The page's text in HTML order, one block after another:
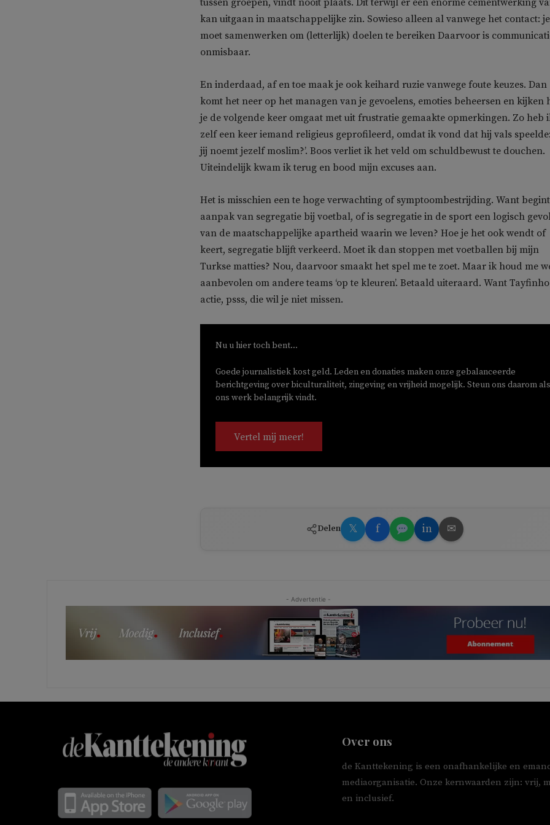
kan uitgaan in maatschappelijke zin. Sowieso alleen al vanwege het contact: je
moet samenwerken om (letterlijk) doelen te bereiken Daarvoor is
onmisbaar.
En inderdaad, af en toe maak je ook keihard ruzie vanwege foute keuzes. Dan
komt het neer op het managen van je gevoelens, emoties beheersen en kijken
je de volgende keer omgaat met uit frustratie gemaakte opmerkingen. Zo heb
zelf een keer iemand religieus geprofileerd, omdat ik vond dat hij vals speelde:
jij noemt jezelf moslim?’. Boos verliet ik het veld om schuldbewust te douchen.
Uiteindelijk kwam ik terug en bood mijn excuses aan.
Het is misschien een te hoge verwachting of symptoombestrijding. Want
aanpak van segregatie bij voetbal, of is segregatie in de sport een logisch
van de maatschappelijke apartheid waarin we leven? Hoe je het ook wendt of
keert, segregatie blijft verkeerd. Moet ik dan stoppen met voetballen bij mijn
Turkse matties? Nou, daarvoor smaakt het spel me te zoet. Maar ik houd me
aanbevolen om andere teams ‘op te kleuren’. Betaald uiteraard. Want
actie, psss, die wil je niet missen.
Nu u hier toch bent...
Goede journalistiek kost geld. Leden en donaties maken onze gebalanceerde
berichtgeving over biculturaliteit, zingeving en vrijheid mogelijk. Steun ons daarom
ons werk belangrijk vindt.
Vertel mij meer!
Delen 𝕏 f in ✉
- Advertentie -
Over ons
de Kanttekening is een onafhankelijke en
mediaorganisatie. Onze kernwaarden zijn: vrij,
en inclusief.